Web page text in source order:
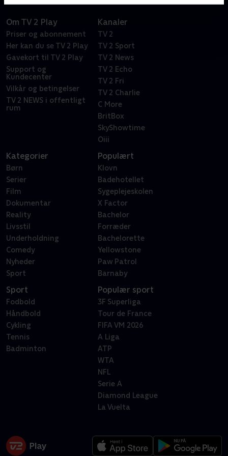
Om TV 2 Play
Priser og abonnement
Her kan du se TV 2 Play
Gavekort til TV 2 Play
Support og
Kundecenter
Vilkår og betingelser
TV 2 NEWS i offentligt
rum
Kanaler
TV 2
TV 2 Sport
TV 2 News
TV 2 Echo
TV 2 Fri
TV 2 Charlie
C More
BritBox
SkyShowtime
Oiii
Kategorier
Børn
Serier
Film
Dokumentar
Reality
Livsstil
Underholdning
Comedy
Nyheder
Sport
Populært
Klovn
Badehotellet
Sygeplejeskolen
X Factor
Bachelor
Forræder
Bachelorette
Yellowstone
Paw Patrol
Barnaby
Sport
Fodbold
Håndbold
Cykling
Tennis
Badminton
Populær sport
3F Superliga
Tour de France
FIFA VM 2026
A Liga
ATP
WTA
NFL
Serie A
Diamond League
La Vuelta